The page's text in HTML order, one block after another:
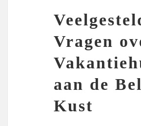
Vragen
aan de
Kust